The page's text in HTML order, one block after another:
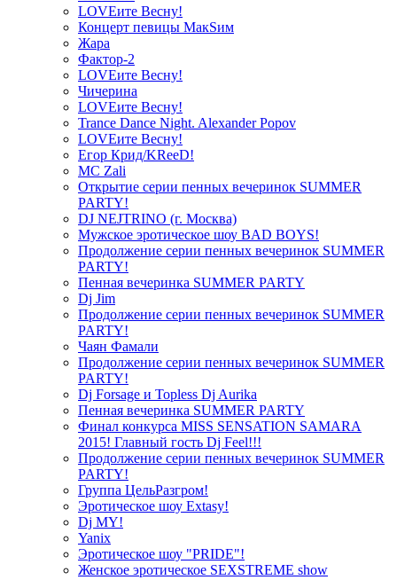
LOVEите Весну!
Концерт певицы МакSим
Жара
Фактор-2
LOVEите Весну!
Чичерина
LOVEите Весну!
Trance Dance Night. Alexander Popov
LOVEите Весну!
Егор Крид/KReeD!
MC Zali
Открытие серии пенных вечеринок SUMMER
PARTY!
DJ NEJTRINO (г. Москва)
Мужское эротическое шоу BAD BOYS!
Продолжение серии пенных вечеринок SUMMER
PARTY!
Пенная вечеринка SUMMER PARTY
Dj Jim
Продолжение серии пенных вечеринок SUMMER
PARTY!
Чаян Фамали
Продолжение серии пенных вечеринок SUMMER
PARTY!
Dj Forsage и Topless Dj Aurika
Пенная вечеринка SUMMER PARTY
Финал конкурса MISS SENSATION SAMARA
2015! Главный гость Dj Feel!!!
Продолжение серии пенных вечеринок SUMMER
PARTY!
Группа ЦельРазгром!
Эротическое шоу Extasy!
Dj MY!
Yanix
Эротическое шоу "PRIDE"!
Женское эротическое SEXSTREME show